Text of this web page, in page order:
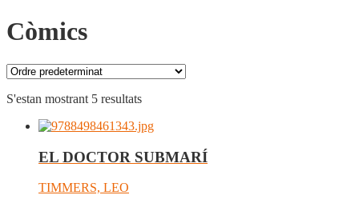
Còmics
S'estan mostrant 5 resultats
EL DOCTOR SUBMARÍ
TIMMERS, LEO